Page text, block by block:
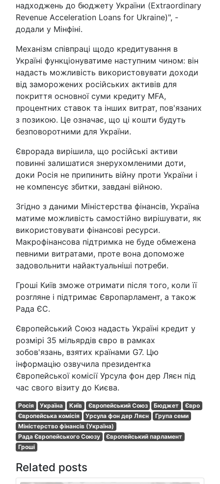
надходжень до бюджету України (Extraordinary
Revenue Acceleration Loans for Ukraine)", -
додали у Мінфіні.
Механізм співпраці щодо кредитування в
Україні функціонуватиме наступним чином: він
надасть можливість використовувати доходи
від заморожених російських активів для
покриття основної суми кредиту MFA,
процентних ставок та інших витрат, пов'язаних
з позикою. Це означає, що ці кошти будуть
безповоротними для України.
Єврорада вирішила, що російські активи
повинні залишатися знерухомленими доти,
доки Росія не припинить війну проти України і
не компенсує збитки, завдані війною.
Згідно з даними Міністерства фінансів, Україна
матиме можливість самостійно вирішувати, як
використовувати фінансові ресурси.
Макрофінансова підтримка не буде обмежена
певними витратами, проте вона допоможе
задовольнити найактуальніші потреби.
Гроші Київ зможе отримати після того, коли її
розгляне і підтримає Європарламент, а також
Рада ЄС.
Європейський Союз надасть Україні кредит у
розмірі 35 мільярдів євро в рамках
зобов'язань, взятих країнами G7. Цю
інформацію озвучила президентка
Європейської комісії Урсула фон дер Ляєн під
час свого візиту до Києва.
Росія Україна Київ Європейський Союз Бюджет
Євро
Європейська комісія
Урсула фон дер Ляєн
Група семи
Міністерство фінансів (Україна)
Рада Європейського Союзу
Європейський парламент
Гроші
Related posts